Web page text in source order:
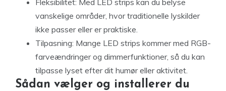
Fleksibilitet: Med LED strips kan du belyse
vanskelige områder, hvor traditionelle lyskilder
ikke passer eller er praktiske.
Tilpasning: Mange LED strips kommer med RGB-
farveændringer og dimmerfunktioner, så du kan
tilpasse lyset efter dit humør eller aktivitet.
Sådan vælger og installerer du